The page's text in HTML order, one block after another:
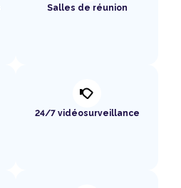
Salles de réunion
nest_cam_outdoor
24/7 vidéosurveillance